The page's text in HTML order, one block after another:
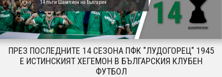
14 пъти Шампион на България
ПРЕЗ ПОСЛЕДНИТЕ 14 СЕЗОНА ПФК "ЛУДОГОРЕЦ" 1945
Е ИСТИНСКИЯТ ХЕГЕМОН В БЪЛГАРСКИЯ КЛУБЕН
ФУТБОЛ